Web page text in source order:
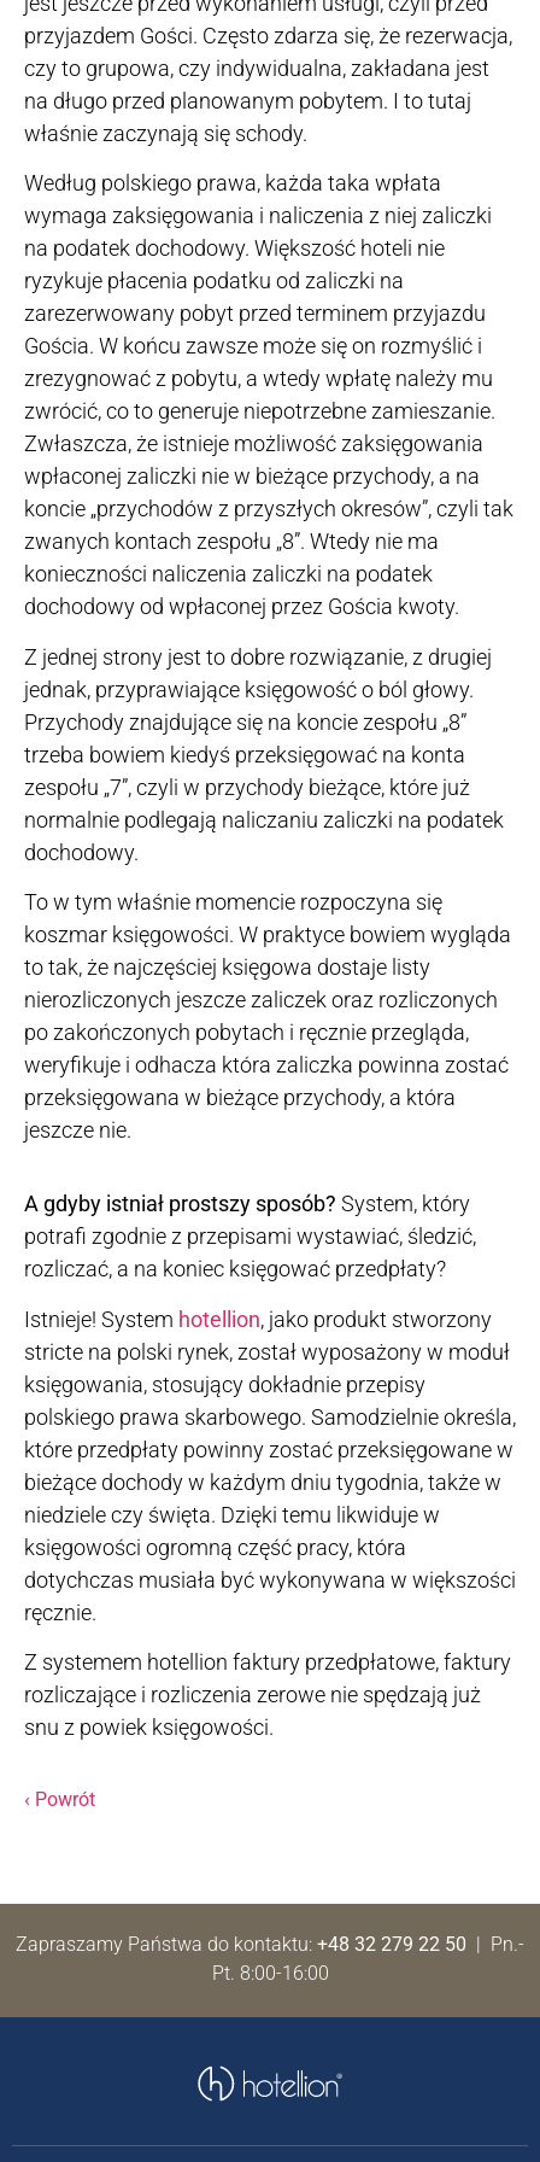
przyjazdem Gości. Często zdarza się, że rezerwacja,
czy to grupowa, czy indywidualna, zakładana jest
na długo przed planowanym pobytem. I to tutaj
właśnie zaczynają się schody.
Według polskiego prawa, każda taka wpłata
wymaga zaksięgowania i naliczenia z niej zaliczki
na podatek dochodowy. Większość hoteli nie
ryzykuje płacenia podatku od zaliczki na
zarezerwowany pobyt przed terminem przyjazdu
Gościa. W końcu zawsze może się on rozmyślić i
zrezygnować z pobytu, a wtedy wpłatę należy mu
zwrócić, co to generuje niepotrzebne zamieszanie.
Zwłaszcza, że istnieje możliwość zaksięgowania
wpłaconej zaliczki nie w bieżące przychody, a na
koncie „przychodów z przyszłych okresów”, czyli tak
zwanych kontach zespołu „8”. Wtedy nie ma
konieczności naliczenia zaliczki na podatek
dochodowy od wpłaconej przez Gościa kwoty.
Z jednej strony jest to dobre rozwiązanie, z drugiej
jednak, przyprawiające księgowość o ból głowy.
Przychody znajdujące się na koncie zespołu „8”
trzeba bowiem kiedyś przeksięgować na konta
zespołu „7”, czyli w przychody bieżące, które już
normalnie podlegają naliczaniu zaliczki na podatek
dochodowy.
To w tym właśnie momencie rozpoczyna się
koszmar księgowości. W praktyce bowiem wygląda
to tak, że najczęściej księgowa dostaje listy
nierozliczonych jeszcze zaliczek oraz rozliczonych
po zakończonych pobytach i ręcznie przegląda,
weryfikuje i odhacza która zaliczka powinna zostać
przeksięgowana w bieżące przychody, a która
jeszcze nie.
A gdyby istniał prostszy sposób? System, który
potrafi zgodnie z przepisami wystawiać, śledzić,
rozliczać, a na koniec księgować przedpłaty?
Istnieje! System hotellion, jako produkt stworzony
stricte na polski rynek, został wyposażony w moduł
księgowania, stosujący dokładnie przepisy
polskiego prawa skarbowego. Samodzielnie określa,
które przedpłaty powinny zostać przeksięgowane w
bieżące dochody w każdym dniu tygodnia, także w
niedziele czy święta. Dzięki temu likwiduje w
księgowości ogromną część pracy, która
dotychczas musiała być wykonywana w większości
ręcznie.
Z systemem hotellion faktury przedpłatowe, faktury
rozliczające i rozliczenia zerowe nie spędzają już
snu z powiek księgowości.
‹ Powrót
Zapraszamy Państwa do kontaktu: +48 32 279 22 50 | Pn.-
Pt. 8:00-16:00